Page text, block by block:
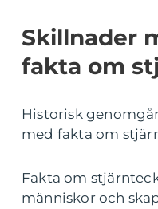
Skillnader
fakta om
Historisk
med fakta om
Fakta om
människor och